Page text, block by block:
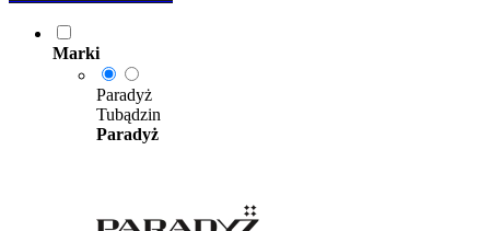
Marki
Paradyż
Tubądzin
Paradyż